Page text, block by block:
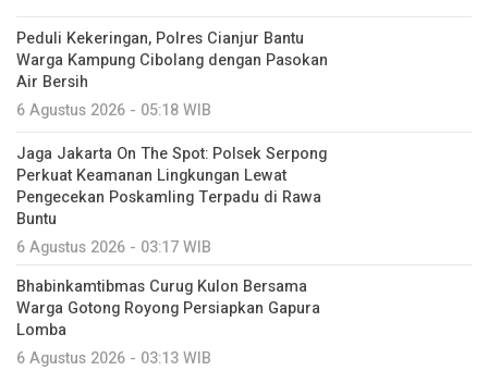
Peduli Kekeringan, Polres Cianjur Bantu
Warga Kampung Cibolang dengan Pasokan
Air Bersih
6 Agustus 2026 - 05:18 WIB
Jaga Jakarta On The Spot: Polsek Serpong
Perkuat Keamanan Lingkungan Lewat
Pengecekan Poskamling Terpadu di Rawa
Buntu
6 Agustus 2026 - 03:17 WIB
Bhabinkamtibmas Curug Kulon Bersama
Warga Gotong Royong Persiapkan Gapura
Lomba
6 Agustus 2026 - 03:13 WIB